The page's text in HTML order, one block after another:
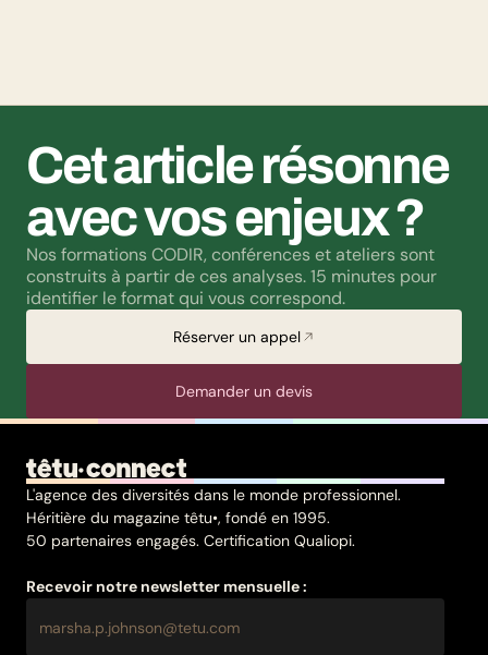
Cet article résonne
avec vos enjeux ?
Nos formations CODIR, conférences et ateliers sont
construits à partir de ces analyses. 15 minutes pour
identifier le format qui vous correspond.
Réserver un appel
Demander un devis
L'agence des diversités dans le monde professionnel.
Héritière du magazine têtu•, fondé en 1995.
50 partenaires engagés. Certification Qualiopi.
Recevoir notre newsletter mensuelle :